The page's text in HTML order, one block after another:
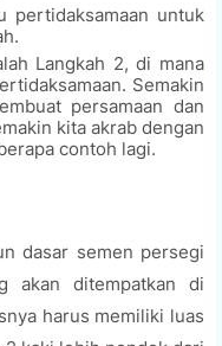
pertidaksamaan untuk
Langkah 2, di mana
Semakin
persamaan dan
kita akrab dengan
contoh lagi.
dasar semen persegi
akan ditempatkan di
harus memiliki luas